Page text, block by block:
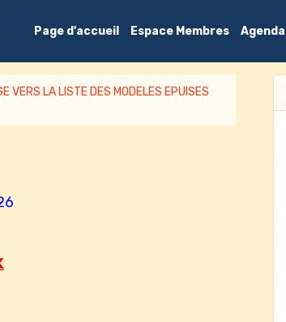
Page d'accueil Espace Membres Agenda
VERS LA LISTE DES MODELES EPUISES